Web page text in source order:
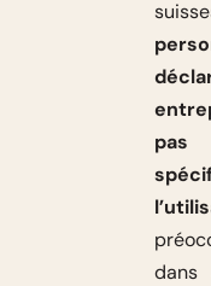
pas
dans